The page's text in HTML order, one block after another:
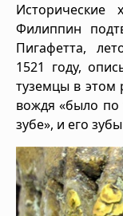
Исторические
Филиппин
Пигафетта,
1521 году,
туземцы в этом
вождя «было
зубе», и его